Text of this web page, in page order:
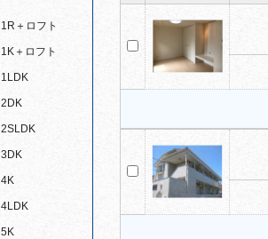
1R＋ロフト
1K＋ロフト
1LDK
2DK
2SLDK
3DK
4K
4LDK
5K